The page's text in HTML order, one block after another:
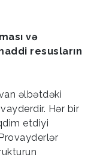
və
resusların
əlbətdəki
Hər bir
etdiyi